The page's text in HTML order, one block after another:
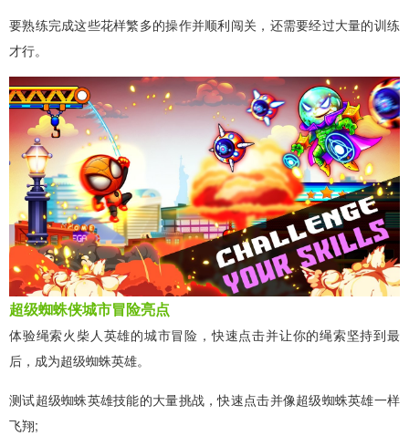
要熟练完成这些花样繁多的操作并顺利闯关，还需要经过大量的训练
才行。
超级蜘蛛侠城市冒险亮点
体验绳索火柴人英雄的城市冒险，快速点击并让你的绳索坚持到最
后，成为超级蜘蛛英雄。
测试超级蜘蛛英雄技能的大量挑战，快速点击并像超级蜘蛛英雄一样
飞翔;